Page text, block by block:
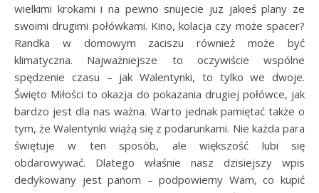
wielkimi krokami i na pewno snujecie juz jakieś plany ze
swoimi drugimi połówkami. Kino, kolacja czy może spacer?
Randka w domowym zaciszu również może być
klimatyczna. Najważniejsze to oczywiście wspólne
spędzenie czasu – jak Walentynki, to tylko we dwoje.
Święto Miłości to okazja do pokazania drugiej połówce, jak
bardzo jest dla nas ważna. Warto jednak pamiętać także o
tym, że Walentynki wiążą się z podarunkami. Nie każda para
świętuje w ten sposób, ale większość lubi się
obdarowywać. Dlatego właśnie nasz dzisiejszy wpis
dedykowany jest panom – podpowiemy Wam, co kupić